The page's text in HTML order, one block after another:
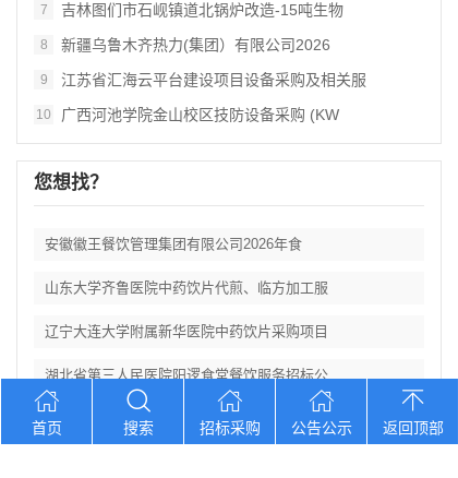
7 吉林图们市石岘镇道北锅炉改造‑15吨生物
8 新疆乌鲁木齐热力(集团）有限公司2026
9 江苏省汇海云平台建设项目设备采购及相关服
10 广西河池学院金山校区技防设备采购 (KW
您想找？
安徽徽王餐饮管理集团有限公司2026年食
山东大学齐鲁医院中药饮片代煎、临方加工服
辽宁大连大学附属新华医院中药饮片采购项目
湖北省第三人民医院阳逻食堂餐饮服务招标公
湖北三峡职业技术学院附属医院医用耗材供应
首页 搜索 招标采购 公告公示 返回顶部